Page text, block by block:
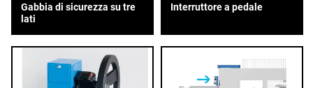
Gabbia di sicurezza su tre
lati
Interruttore a pedale